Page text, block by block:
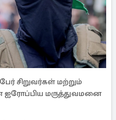
சிறுவர்கள் மற்றும்
மருத்துவமனை